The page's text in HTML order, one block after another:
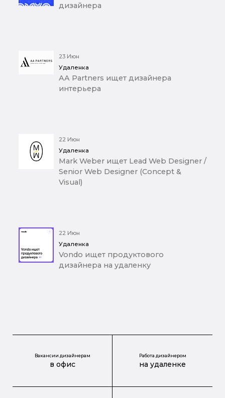
дизайнера
23 Июн
Удаленка
AA Partners ищет дизайнера
интерьера
22 Июн
Удаленка
Mark Weber ищет Lead Web Designer /
Senior Web Designer (Concept &
Visual)
22 Июн
Удаленка
Vondo ищет продуктового
дизайнера на удаленку
Вакансии дизайнерам
в офис
Работа дизайнером
на удаленке